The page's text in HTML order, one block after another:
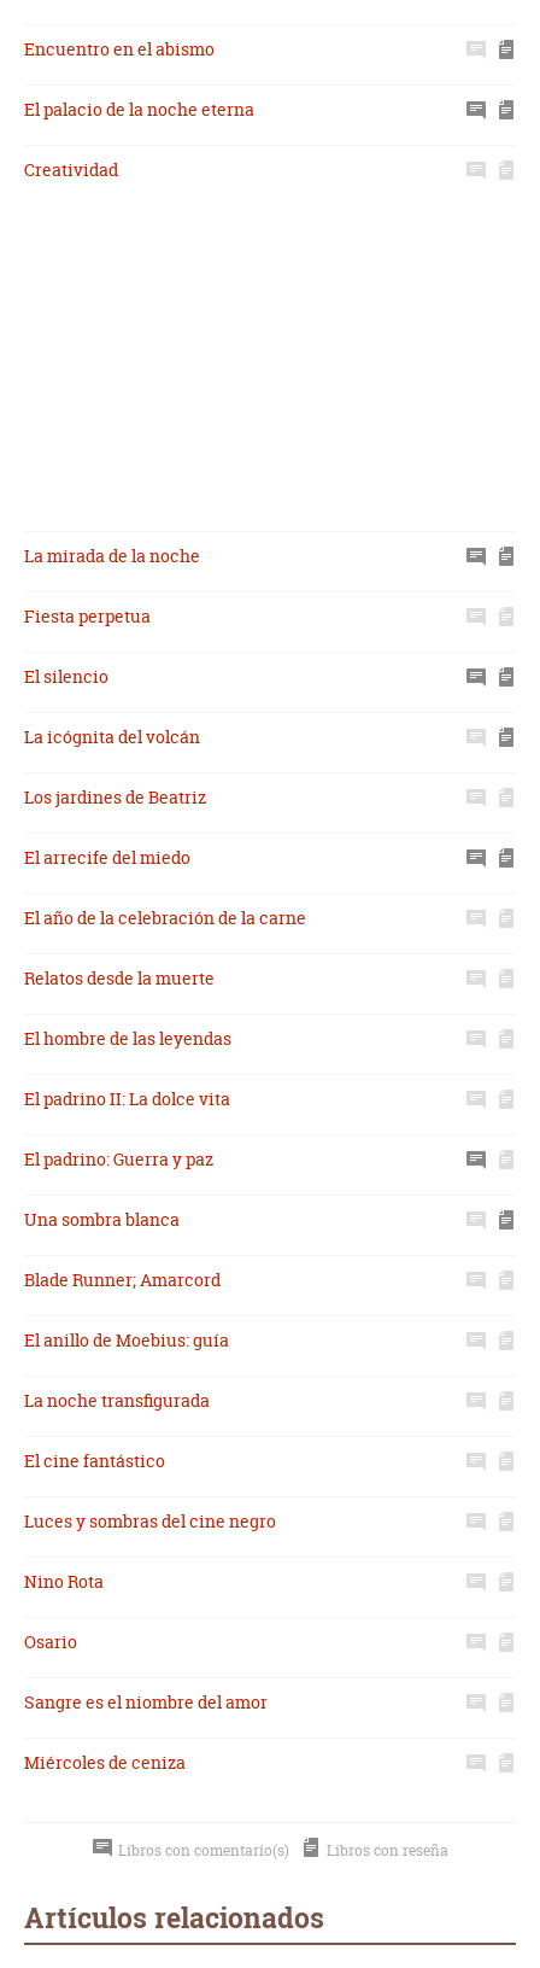
Encuentro en el abismo
El palacio de la noche eterna
Creatividad
La mirada de la noche
Fiesta perpetua
El silencio
La icógnita del volcán
Los jardines de Beatriz
El arrecife del miedo
El año de la celebración de la carne
Relatos desde la muerte
El hombre de las leyendas
El padrino II: La dolce vita
El padrino: Guerra y paz
Una sombra blanca
Blade Runner; Amarcord
El anillo de Moebius: guía
La noche transfigurada
El cine fantástico
Luces y sombras del cine negro
Nino Rota
Osario
Sangre es el niombre del amor
Miércoles de ceniza
Libros con comentario(s) Libros con reseña
Artículos relacionados